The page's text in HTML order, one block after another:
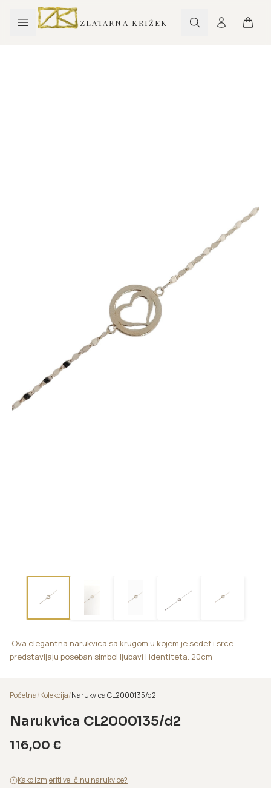
ZLATARNA KRIŽEK
Ova elegantna narukvica sa krugom u kojem je sedef i srce
predstavljaju poseban simbol ljubavi i identiteta. 20cm
Početna/Kolekcija/Narukvica CL2000135/d2
Narukvica CL2000135/d2
116,00 €
Kako izmjeriti veličinu narukvice?